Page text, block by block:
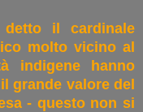
il cardinale
molto vicino al
indigene hanno
grande valore del
- questo non si